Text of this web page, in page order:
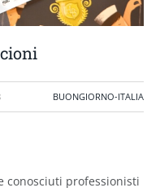
BUONGIORNO-ITALIA
conosciuti professionisti